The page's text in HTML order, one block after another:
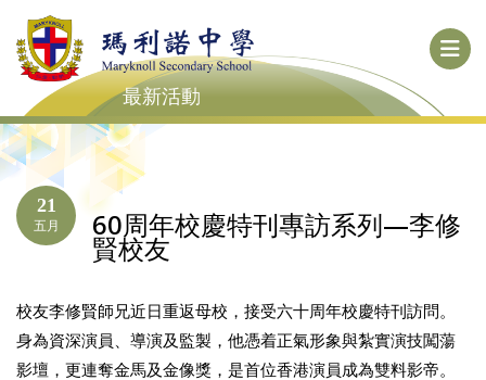
最新活動
21
五月 60周年校慶特刊專訪系列—李修
賢校友
校友李修賢師兄近日重返母校，接受六十周年校慶特刊訪問。
身為資深演員、導演及監製，他憑着正氣形象與紮實演技闖蕩
影壇，更連奪金馬及金像獎，是首位香港演員成為雙料影帝。